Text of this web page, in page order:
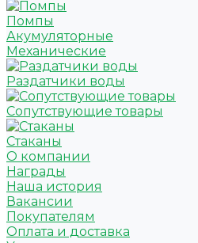
Помпы
Акумуляторные
Механические
Раздатчики воды
Сопутствующие товары
Стаканы
О компании
Награды
Наша история
Вакансии
Покупателям
Оплата и доставка